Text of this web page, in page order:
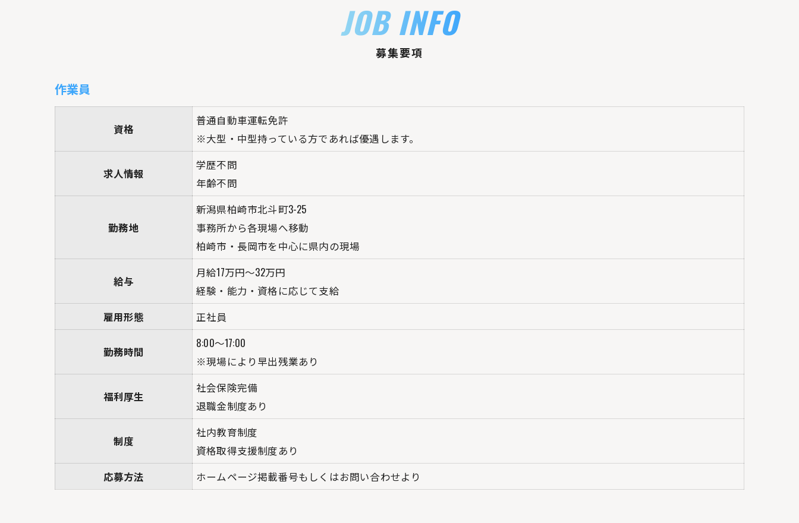
募集要項
JOB INFO
作業員
資格
普通自動車運転免許
※大型・中型持っている方であれば優遇します。
求人情報
学歴不問
年齢不問
勤務地
新潟県柏崎市北斗町3-25
事務所から各現場へ移動
柏崎市・長岡市を中心に県内の現場
給与
月給17万円～32万円
経験・能力・資格に応じて支給
雇用形態
正社員
勤務時間
8:00～17:00
※現場により早出残業あり
福利厚生
社会保険完備
退職金制度あり
制度
社内教育制度
資格取得支援制度あり
応募方法
ホームページ掲載番号もしくはお問い合わせより